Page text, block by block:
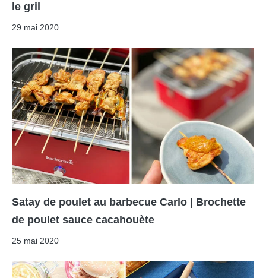
le gril
29 mai 2020
Satay de poulet au barbecue Carlo | Brochette
de poulet sauce cacahouète
25 mai 2020